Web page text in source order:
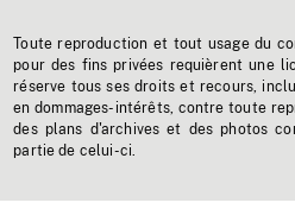
Toute reproduction et tout usage du
pour des fins privées requièrent une
réserve tous ses droits et recours,
en dommages-intérêts, contre toute
des plans d'archives et des photos
partie de celui-ci.